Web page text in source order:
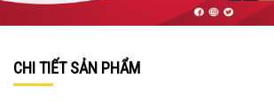
CHI TIẾT SẢN PHẨM